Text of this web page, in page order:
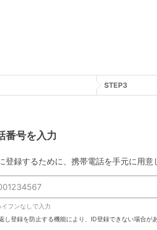
STEP3
番号を入力
登録するために、携帯電話を手元に用意
フンなしで入力
し登録を防止する機能により、ID登録できない場合が